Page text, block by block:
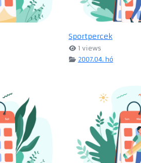
Sportpercek
1 views
2007.04. hó